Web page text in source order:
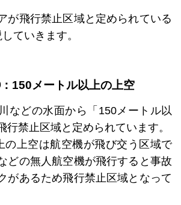
が飛行禁止区域と定められている
ていきます。
150メートル以上の上空
などの水面から「150メートル以
行禁止区域と定められています。
の上空は航空機が飛び交う区域で
どの無人航空機が飛行すると事故
があるため飛行禁止区域となって